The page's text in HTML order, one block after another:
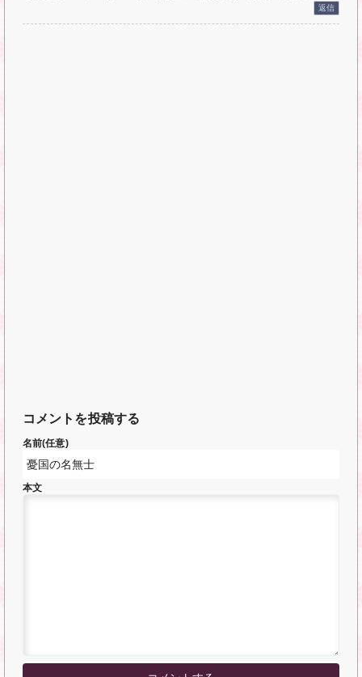
返信
コメントを投稿する
名前(任意)
本文